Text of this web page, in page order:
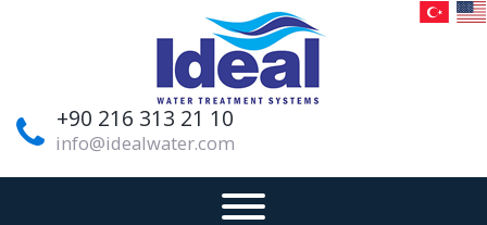
+90 216 313 21 10
info@idealwater.com